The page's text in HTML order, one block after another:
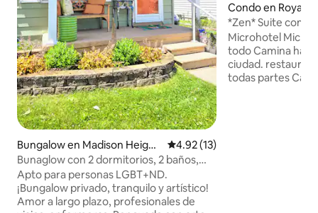
Bungalow en Madison Height
s
Calificación promedio: 4.92 de
4.92 (13)
Bunaglow con 2 dormitorios, 2 baños,
sauna y estacionamiento
Apto para personas LGBT+ND.
¡Bungalow privado, tranquilo y artístico!
Amor a largo plazo, profesionales de
Condo en Royal
*Zen* Suite
spa en la azotea,
Microhotel
todo Camina
ciudad.
todas partes